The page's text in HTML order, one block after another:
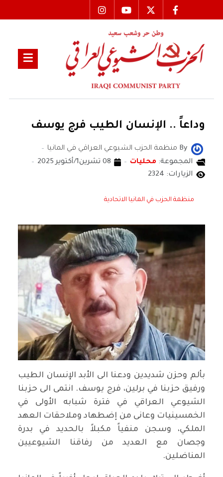
وداعاً .. الإنسان الطيب فرج يوسف
By منظمة الحزب الشيوعي العراقي في المانيا
المجموعة: محليات
08 تشرين1/أكتوير 2025
الزيارات: 2324
منظمة الحزب في المانيا الاتحادية
بألم وحزن شديدين ودعنا الى الأبد الإنسان الطيب
ورفيق حزبنا في برلين، فرج يوسف. انتمى الى حزبنا
الشيوعي العراقي في فترة شبابه الأولى في
الخمسينيات وعانى من إضطهاد وملاحقات العهد
الملكي، وسجن منفياً مكبلاً بالحديد في بدرة
وجصان مع العديد من رفاقنا الشيوعيين
المناضلين.